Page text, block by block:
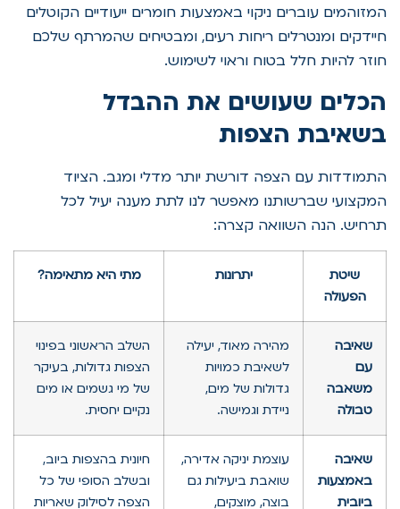
המזוהמים עוברים ניקוי באמצעות חומרים ייעודיים הקוטלים
חיידקים ומנטרלים ריחות רעים, ומבטיחים שהמרתף שלכם
חוזר להיות חלל בטוח וראוי לשימוש.
הכלים שעושים את ההבדל
בשאיבת הצפות
התמודדות עם הצפה דורשת יותר מדלי ומגב. הציוד
המקצועי שברשותנו מאפשר לנו לתת מענה יעיל לכל
תרחיש. הנה השוואה קצרה:
שיטת
הפעולה
יתרונות מתי היא מתאימה?
שאיבה
עם
משאבה
טבולה
מהירה מאוד, יעילה
לשאיבת כמויות
גדולות של מים,
ניידת וגמישה.
השלב הראשוני בפינוי
הצפות גדולות, בעיקר
של מי גשמים או מים
נקיים יחסית.
שאיבה
באמצעות
ביובית
עוצמת יניקה אדירה,
שואבת ביעילות גם
בוצה, מוצקים,
חיונית בהצפות ביוב,
ובשלב הסופי של כל
הצפה לסילוק שאריות